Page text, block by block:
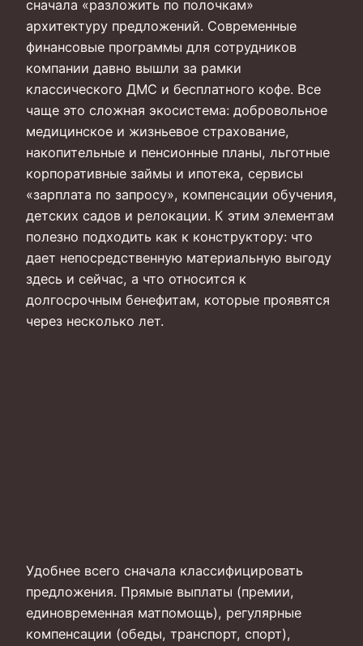
сначала «разложить по полочкам»
архитектуру предложений. Современные
финансовые программы для сотрудников
компании давно вышли за рамки
классического ДМС и бесплатного кофе. Все
чаще это сложная экосистема: добровольное
медицинское и жизньевое страхование,
накопительные и пенсионные планы, льготные
корпоративные займы и ипотека, сервисы
«зарплата по запросу», компенсации обучения,
детских садов и релокации. К этим элементам
полезно подходить как к конструктору: что
дает непосредственную материальную выгоду
здесь и сейчас, а что относится к
долгосрочным бенефитам, которые проявятся
через несколько лет.
Удобнее всего сначала классифицировать
предложения. Прямые выплаты (премии,
единовременная матпомощь), регулярные
компенсации (обеды, транспорт, спорт),